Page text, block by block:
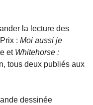
la lecture des
: Moi aussi je
et Whitehorse :
tous deux publiés aux
dessinée